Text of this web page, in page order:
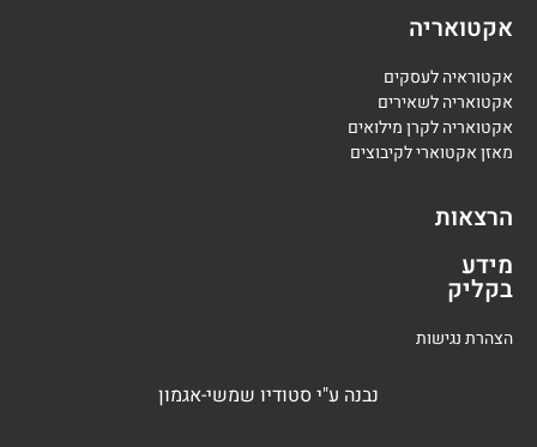
אקטואריה
אקטוראיה לעסקים
אקטואריה לשאירים
אקטואריה לקרן מילואים
מאזן אקטוארי לקיבוצים
הרצאות
מידע
בקליק
הצהרת נגישות
נבנה ע"י סטודיו שמשי-אגמון